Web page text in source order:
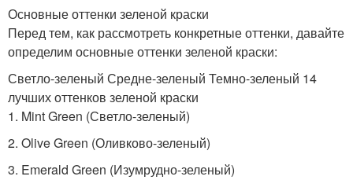
Основные оттенки зеленой краски
Перед тем, как рассмотреть конкретные оттенки, давайте
определим основные оттенки зеленой краски:
Светло-зеленый Средне-зеленый Темно-зеленый 14
лучших оттенков зеленой краски
1. Mint Green (Светло-зеленый)
2. Olive Green (Оливково-зеленый)
3. Emerald Green (Изумрудно-зеленый)